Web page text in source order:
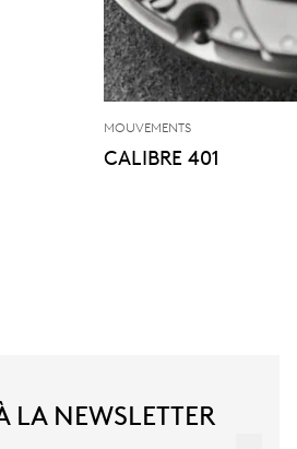
MOUVEMENTS
CALIBRE 401
LA NEWSLETTER